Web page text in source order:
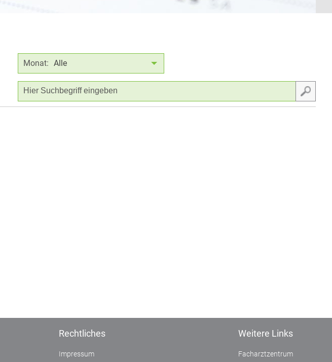
Monat: Alle
Rechtliches
Impressum
Weitere Links
Facharztzentrum